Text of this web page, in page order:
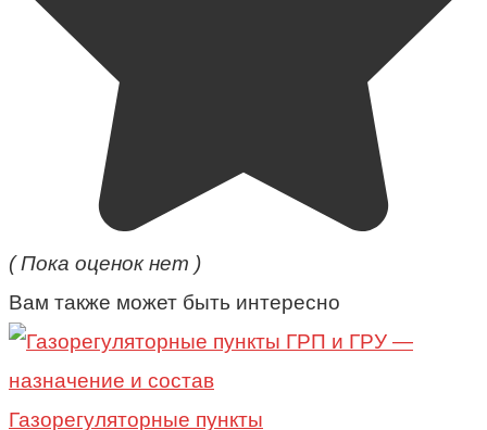
( Пока оценок нет )
Вам также может быть интересно
Газорегуляторные пункты